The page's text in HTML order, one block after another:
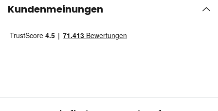
Kundenmeinungen